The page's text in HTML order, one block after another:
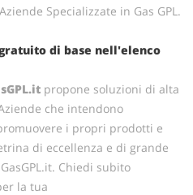
Specializzate in Gas GPL.
di base nell'elenco
propone soluzioni di alta
che intendono
i propri prodotti e
di eccellenza e di grande
Chiedi subito
la tua